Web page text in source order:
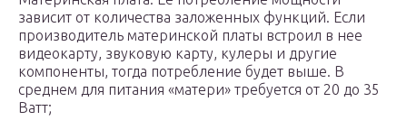
зависит от количества заложенных функций. Если
производитель материнской платы встроил в нее
видеокарту, звуковую карту, кулеры и другие
компоненты, тогда потребление будет выше. В
среднем для питания «матери» требуется от 20 до 35
Ватт;